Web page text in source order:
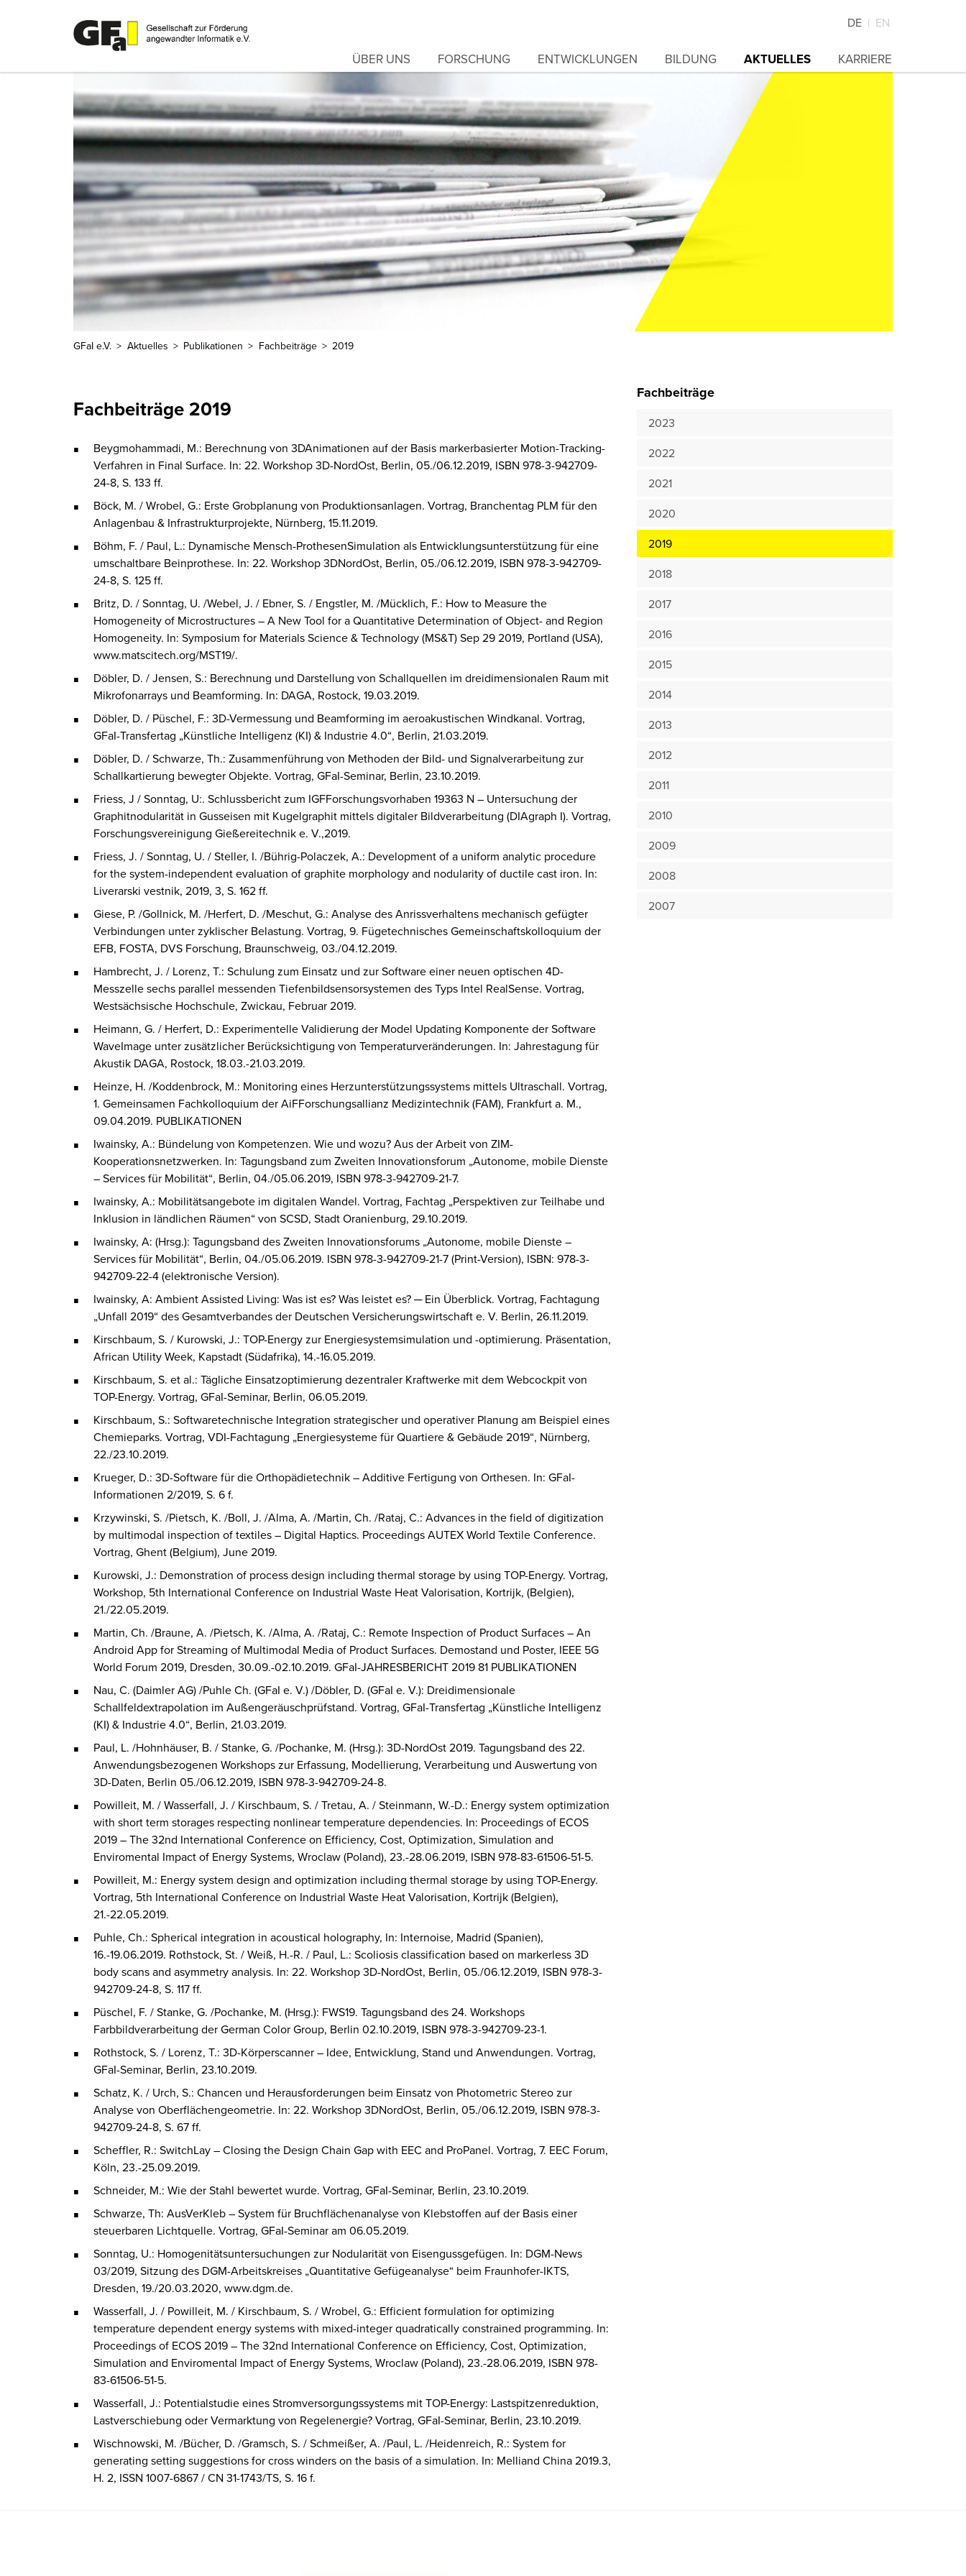
ÜBER UNS FORSCHUNG ENTWICKLUNGEN BILDUNG AKTUELLES KARRIERE
DE EN
GFaI e.V. Aktuelles Publikationen Fachbeiträge 2019
Fachbeiträge 2019
Beygmohammadi, M.: Berechnung von 3DAnimationen auf der Basis markerbasierter Motion-Tracking-
Verfahren in Final Surface. In: 22. Workshop 3D-NordOst, Berlin, 05./06.12.2019, ISBN 978-3-942709-
24-8, S. 133 ff.
Böck, M. / Wrobel, G.: Erste Grobplanung von Produktionsanlagen. Vortrag, Branchentag PLM für den
Anlagenbau & Infrastrukturprojekte, Nürnberg, 15.11.2019.
Böhm, F. / Paul, L.: Dynamische Mensch-ProthesenSimulation als Entwicklungsunterstützung für eine
umschaltbare Beinprothese. In: 22. Workshop 3DNordOst, Berlin, 05./06.12.2019, ISBN 978-3-942709-
24-8, S. 125 ff.
Britz, D. / Sonntag, U. /Webel, J. / Ebner, S. / Engstler, M. /Mücklich, F.: How to Measure the
Homogeneity of Microstructures – A New Tool for a Quantitative Determination of Object- and Region
Homogeneity. In: Symposium for Materials Science & Technology (MS&T) Sep 29 2019, Portland (USA),
www.matscitech.org/MST19/.
Döbler, D. / Jensen, S.: Berechnung und Darstellung von Schallquellen im dreidimensionalen Raum mit
Mikrofonarrays und Beamforming. In: DAGA, Rostock, 19.03.2019.
Döbler, D. / Püschel, F.: 3D-Vermessung und Beamforming im aeroakustischen Windkanal. Vortrag,
GFaI-Transfertag „Künstliche Intelligenz (KI) & Industrie 4.0“, Berlin, 21.03.2019.
Döbler, D. / Schwarze, Th.: Zusammenführung von Methoden der Bild- und Signalverarbeitung zur
Schallkartierung bewegter Objekte. Vortrag, GFaI-Seminar, Berlin, 23.10.2019.
Friess, J / Sonntag, U:. Schlussbericht zum IGFForschungsvorhaben 19363 N – Untersuchung der
Graphitnodularität in Gusseisen mit Kugelgraphit mittels digitaler Bildverarbeitung (DIAgraph I). Vortrag,
Forschungsvereinigung Gießereitechnik e. V.,2019.
Friess, J. / Sonntag, U. / Steller, I. /Bührig-Polaczek, A.: Development of a uniform analytic procedure
for the system-independent evaluation of graphite morphology and nodularity of ductile cast iron. In:
Liverarski vestnik, 2019, 3, S. 162 ff.
Giese, P. /Gollnick, M. /Herfert, D. /Meschut, G.: Analyse des Anrissverhaltens mechanisch gefügter
Verbindungen unter zyklischer Belastung. Vortrag, 9. Fügetechnisches Gemeinschaftskolloquium der
EFB, FOSTA, DVS Forschung, Braunschweig, 03./04.12.2019.
Hambrecht, J. / Lorenz, T.: Schulung zum Einsatz und zur Software einer neuen optischen 4D-
Messzelle sechs parallel messenden Tiefenbildsensorsystemen des Typs Intel RealSense. Vortrag,
Westsächsische Hochschule, Zwickau, Februar 2019.
Heimann, G. / Herfert, D.: Experimentelle Validierung der Model Updating Komponente der Software
WaveImage unter zusätzlicher Berücksichtigung von Temperaturveränderungen. In: Jahrestagung für
Akustik DAGA, Rostock, 18.03.-21.03.2019.
Heinze, H. /Koddenbrock, M.: Monitoring eines Herzunterstützungssystems mittels Ultraschall. Vortrag,
1. Gemeinsamen Fachkolloquium der AiFForschungsallianz Medizintechnik (FAM), Frankfurt a. M.,
09.04.2019. PUBLIKATIONEN
Iwainsky, A.: Bündelung von Kompetenzen. Wie und wozu? Aus der Arbeit von ZIM-
Kooperationsnetzwerken. In: Tagungsband zum Zweiten Innovationsforum „Autonome, mobile Dienste
– Services für Mobilität“, Berlin, 04./05.06.2019, ISBN 978-3-942709-21-7.
Iwainsky, A.: Mobilitätsangebote im digitalen Wandel. Vortrag, Fachtag „Perspektiven zur Teilhabe und
Inklusion in ländlichen Räumen“ von SCSD, Stadt Oranienburg, 29.10.2019.
Iwainsky, A: (Hrsg.): Tagungsband des Zweiten Innovationsforums „Autonome, mobile Dienste –
Services für Mobilität“, Berlin, 04./05.06.2019. ISBN 978-3-942709-21-7 (Print-Version), ISBN: 978-3-
942709-22-4 (elektronische Version).
Iwainsky, A: Ambient Assisted Living: Was ist es? Was leistet es? ─ Ein Überblick. Vortrag, Fachtagung
„Unfall 2019“ des Gesamtverbandes der Deutschen Versicherungswirtschaft e. V. Berlin, 26.11.2019.
Kirschbaum, S. / Kurowski, J.: TOP-Energy zur Energiesystemsimulation und -optimierung. Präsentation,
African Utility Week, Kapstadt (Südafrika), 14.-16.05.2019.
Kirschbaum, S. et al.: Tägliche Einsatzoptimierung dezentraler Kraftwerke mit dem Webcockpit von
TOP-Energy. Vortrag, GFaI-Seminar, Berlin, 06.05.2019.
Kirschbaum, S.: Softwaretechnische Integration strategischer und operativer Planung am Beispiel eines
Chemieparks. Vortrag, VDI-Fachtagung „Energiesysteme für Quartiere & Gebäude 2019“, Nürnberg,
22./23.10.2019.
Krueger, D.: 3D-Software für die Orthopädietechnik – Additive Fertigung von Orthesen. In: GFaI-
Informationen 2/2019, S. 6 f.
Krzywinski, S. /Pietsch, K. /Boll, J. /Alma, A. /Martin, Ch. /Rataj, C.: Advances in the field of digitization
by multimodal inspection of textiles – Digital Haptics. Proceedings AUTEX World Textile Conference.
Vortrag, Ghent (Belgium), June 2019.
Kurowski, J.: Demonstration of process design including thermal storage by using TOP-Energy. Vortrag,
Workshop, 5th International Conference on Industrial Waste Heat Valorisation, Kortrijk, (Belgien),
21./22.05.2019.
Martin, Ch. /Braune, A. /Pietsch, K. /Alma, A. /Rataj, C.: Remote Inspection of Product Surfaces – An
Android App for Streaming of Multimodal Media of Product Surfaces. Demostand und Poster, IEEE 5G
World Forum 2019, Dresden, 30.09.-02.10.2019. GFaI-JAHRESBERICHT 2019 81 PUBLIKATIONEN
Nau, C. (Daimler AG) /Puhle Ch. (GFaI e. V.) /Döbler, D. (GFaI e. V.): Dreidimensionale
Schallfeldextrapolation im Außengeräuschprüfstand. Vortrag, GFaI-Transfertag „Künstliche Intelligenz
(KI) & Industrie 4.0“, Berlin, 21.03.2019.
Paul, L. /Hohnhäuser, B. / Stanke, G. /Pochanke, M. (Hrsg.): 3D-NordOst 2019. Tagungsband des 22.
Anwendungsbezogenen Workshops zur Erfassung, Modellierung, Verarbeitung und Auswertung von
3D-Daten, Berlin 05./06.12.2019, ISBN 978-3-942709-24-8.
Powilleit, M. / Wasserfall, J. / Kirschbaum, S. / Tretau, A. / Steinmann, W.-D.: Energy system optimization
with short term storages respecting nonlinear temperature dependencies. In: Proceedings of ECOS
2019 – The 32nd International Conference on Efficiency, Cost, Optimization, Simulation and
Enviromental Impact of Energy Systems, Wroclaw (Poland), 23.-28.06.2019, ISBN 978-83-61506-51-5.
Powilleit, M.: Energy system design and optimization including thermal storage by using TOP-Energy.
Vortrag, 5th International Conference on Industrial Waste Heat Valorisation, Kortrijk (Belgien),
21.-22.05.2019.
Puhle, Ch.: Spherical integration in acoustical holography, In: Internoise, Madrid (Spanien),
16.-19.06.2019. Rothstock, St. / Weiß, H.-R. / Paul, L.: Scoliosis classification based on markerless 3D
body scans and asymmetry analysis. In: 22. Workshop 3D-NordOst, Berlin, 05./06.12.2019, ISBN 978-3-
942709-24-8, S. 117 ff.
Püschel, F. / Stanke, G. /Pochanke, M. (Hrsg.): FWS19. Tagungsband des 24. Workshops
Farbbildverarbeitung der German Color Group, Berlin 02.10.2019, ISBN 978-3-942709-23-1.
Rothstock, S. / Lorenz, T.: 3D-Körperscanner – Idee, Entwicklung, Stand und Anwendungen. Vortrag,
GFaI-Seminar, Berlin, 23.10.2019.
Schatz, K. / Urch, S.: Chancen und Herausforderungen beim Einsatz von Photometric Stereo zur
Analyse von Oberflächengeometrie. In: 22. Workshop 3DNordOst, Berlin, 05./06.12.2019, ISBN 978-3-
942709-24-8, S. 67 ff.
Scheffler, R.: SwitchLay – Closing the Design Chain Gap with EEC and ProPanel. Vortrag, 7. EEC Forum,
Köln, 23.-25.09.2019.
Schneider, M.: Wie der Stahl bewertet wurde. Vortrag, GFaI-Seminar, Berlin, 23.10.2019.
Schwarze, Th: AusVerKleb – System für Bruchflächenanalyse von Klebstoffen auf der Basis einer
steuerbaren Lichtquelle. Vortrag, GFaI-Seminar am 06.05.2019.
Sonntag, U.: Homogenitätsuntersuchungen zur Nodularität von Eisengussgefügen. In: DGM-News
03/2019, Sitzung des DGM-Arbeitskreises „Quantitative Gefügeanalyse“ beim Fraunhofer-IKTS,
Dresden, 19./20.03.2020, www.dgm.de.
Wasserfall, J. / Powilleit, M. / Kirschbaum, S. / Wrobel, G.: Efficient formulation for optimizing
temperature dependent energy systems with mixed-integer quadratically constrained programming. In:
Proceedings of ECOS 2019 – The 32nd International Conference on Efficiency, Cost, Optimization,
Simulation and Enviromental Impact of Energy Systems, Wroclaw (Poland), 23.-28.06.2019, ISBN 978-
83-61506-51-5.
Wasserfall, J.: Potentialstudie eines Stromversorgungssystems mit TOP-Energy: Lastspitzenreduktion,
Lastverschiebung oder Vermarktung von Regelenergie? Vortrag, GFaI-Seminar, Berlin, 23.10.2019.
Wischnowski, M. /Bücher, D. /Gramsch, S. / Schmeißer, A. /Paul, L. /Heidenreich, R.: System for
generating setting suggestions for cross winders on the basis of a simulation. In: Melliand China 2019.3,
H. 2, ISSN 1007-6867 / CN 31-1743/TS, S. 16 f.
Fachbeiträge
2023
2022
2021
2020
2019
2018
2017
2016
2015
2014
2013
2012
2011
2010
2009
2008
2007